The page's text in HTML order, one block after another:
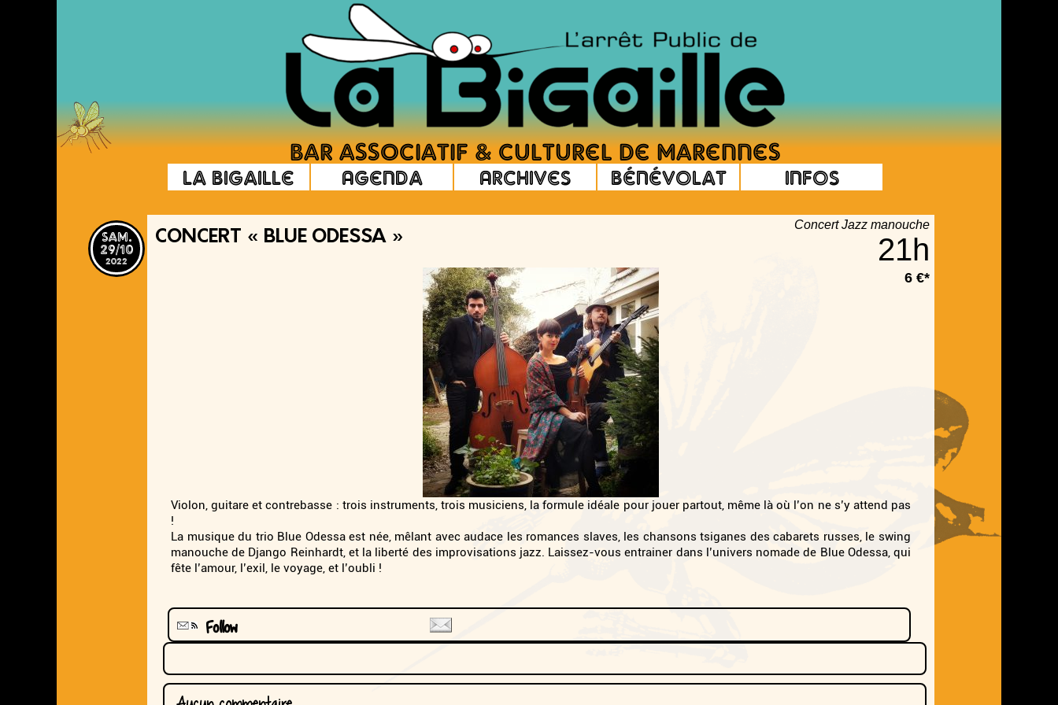
La Bigaille Agenda Archives Bénévolat Infos
sam.
29/10
2022
Concert Jazz manouche
21h
6 €*
CONCERT « BLUE ODESSA »
Violon, guitare et contrebasse : trois instruments, trois musiciens, la formule idéale pour jouer partout, même là où l’on ne s’y attend pas
!
La musique du trio Blue Odessa est née, mêlant avec audace les romances slaves, les chansons tsiganes des cabarets russes, le swing
manouche de Django Reinhardt, et la liberté des improvisations jazz. Laissez-vous entrainer dans l’univers nomade de Blue Odessa, qui
fête l’amour, l’exil, le voyage, et l’oubli !
Follow